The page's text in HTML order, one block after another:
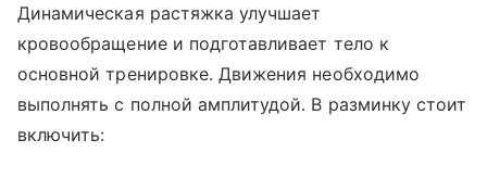
Динамическая растяжка улучшает
кровообращение и подготавливает тело к
основной тренировке. Движения необходимо
выполнять с полной амплитудой. В разминку стоит
включить: